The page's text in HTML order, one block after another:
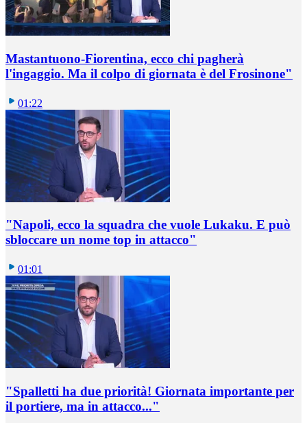
Mastantuono-Fiorentina, ecco chi pagherà
l'ingaggio. Ma il colpo di giornata è del Frosinone"
01:22
"Napoli, ecco la squadra che vuole Lukaku. E può
sbloccare un nome top in attacco"
01:01
"Spalletti ha due priorità! Giornata importante per
il portiere, ma in attacco..."